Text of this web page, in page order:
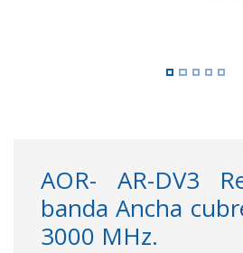
AOR- AR-DV3
banda Ancha
3000 MHz.